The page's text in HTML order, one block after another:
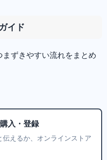
イド
ずきやすい流れをまとめ
入・登録
えるか、オンラインストア